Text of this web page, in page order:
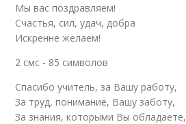
Мы вас поздравляем!
Счастья, сил, удач, добра
Искренне желаем!
2 смс - 85 символов
Спасибо учитель, за Вашу работу,
За труд, понимание, Вашу заботу,
За знания, которыми Вы обладаете,